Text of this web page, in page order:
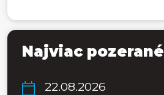
Najviac pozerané
22.08.2026